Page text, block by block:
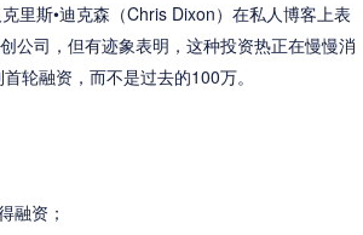
里斯•迪克森（Chris Dixon）在私人博客上表
公司，但有迹象表明，这种投资热正在慢慢消
轮融资，而不是过去的100万。
融资；